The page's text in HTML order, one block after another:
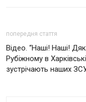
попередня стаття
Відео. “Наші! Наші!
Рубіжному в
зустрічають наших